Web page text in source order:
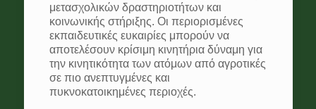
μετασχολικών δραστηριοτήτων και
κοινωνικής στήριξης. Οι περιορισμένες
εκπαιδευτικές ευκαιρίες μπορούν να
αποτελέσουν κρίσιμη κινητήρια δύναμη για
την κινητικότητα των ατόμων από αγροτικές
σε πιο ανεπτυγμένες και
πυκνοκατοικημένες περιοχές.